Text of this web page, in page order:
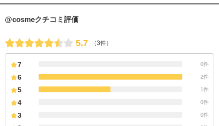
@cosmeクチコミ評価
5.7 （3件）
7 0件
6 2件
5 1件
4 0件
3 0件